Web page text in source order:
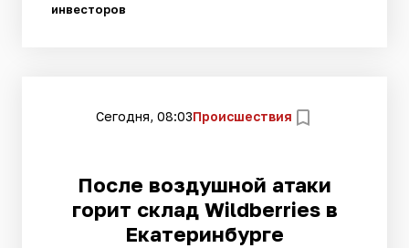
инвесторов
Сегодня, 08:03Происшествия
После воздушной атаки
горит склад Wildberries в
Екатеринбурге